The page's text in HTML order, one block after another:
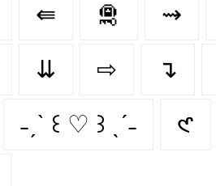
⇚ 🛅 ⇝
⇊ ⇨ ↴
˗ˏˋ ꒰ ♡ ꒱ ˎˊ˗ 𑣲